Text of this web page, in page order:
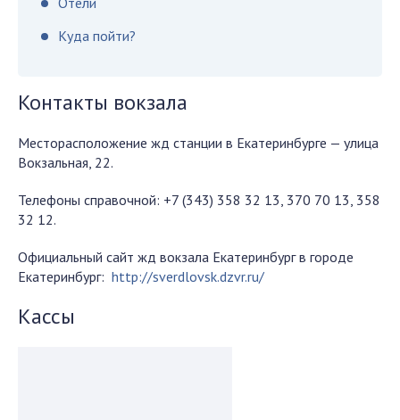
Куда пойти?
Контакты вокзала
Месторасположение жд станции в Екатеринбурге — улица
Вокзальная, 22.
Телефоны справочной: +7 (343) 358 32 13, 370 70 13, 358
32 12.
Официальный сайт жд вокзала Екатеринбург в городе
Екатеринбург: http://sverdlovsk.dzvr.ru/
Кассы